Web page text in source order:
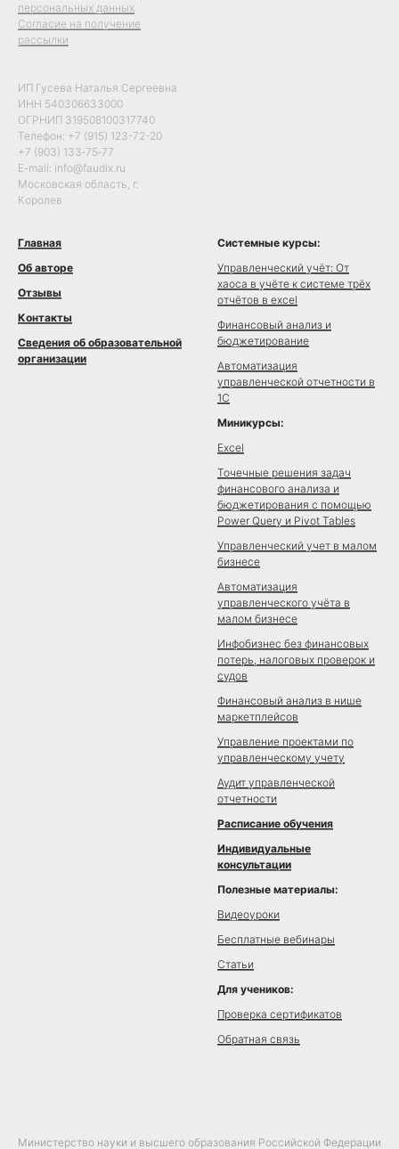
персональных данных
Согласие на получение
рассылки
ИП Гусева Наталья Сергеевна
ИНН 540306633000
ОГРНИП 319508100317740
Телефон: +7 (915) 123-72-20
+7 (903) 133‑75‑77
E-mail: info@faudix.ru
Московская область, г.
Королев
Главная
Об авторе
Отзывы
Контакты
Сведения об образовательной
организации
Системные курсы:
Управленческий учёт: От
хаоса в учёте к системе трёх
отчётов в excel
Финансовый анализ и
бюджетирование
Автоматизация
управленческой отчетности в
1С
Миникурсы:
Excel
Точечные решения задач
финансового анализа и
бюджетирования с помощью
Power Query и Pivot Tables
Управленческий учет в малом
бизнесе
Автоматизация
управленческого учёта в
малом бизнесе
Инфобизнес без финансовых
потерь, налоговых проверок и
судов
Финансовый анализ в нише
маркетплейсов
Управление проектами по
управленческому учету
Аудит управленческой
отчетности
Расписание обучения
Индивидуальные
консультации
Полезные материалы:
Видеоуроки
Бесплатные вебинары
Статьи
Для учеников:
Проверка сертификатов
Обратная связь
Министерство науки и высшего образования Российской Федерации